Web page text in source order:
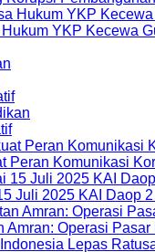
Hukum YKP Kecewa
Peran Komunikasi
Juli 2025 KAI Daop
Amran: Operasi